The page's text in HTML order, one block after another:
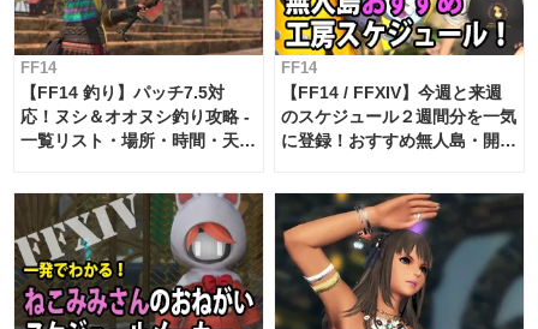
FF14
【FF14 釣り】パッチ7.5対
応！ヌシ＆オオヌシ釣り攻略 -
一覧リスト・場所・時間・天
FF14
【FF14 / FFXIV】今週と来週
のスケジュール２週間分を一気
に登録！おすすめ無人島・開拓
対応 / 毎週更新中】